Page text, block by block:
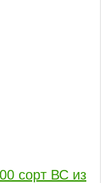
сорт ВС из